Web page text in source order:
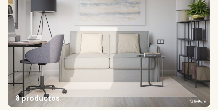
8 productos